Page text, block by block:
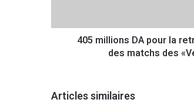
o
o
405 millions DA pour la
des matchs des
Articles similaires